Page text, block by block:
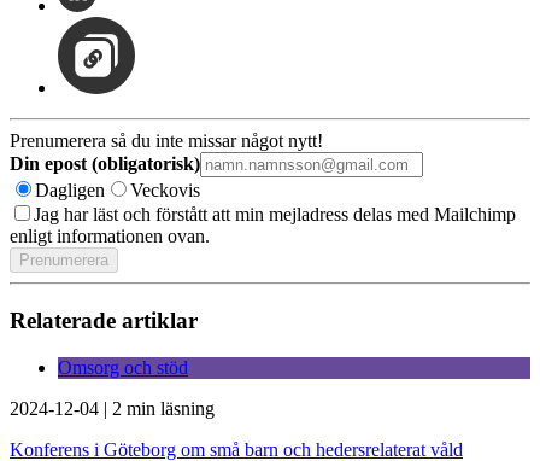
Prenumerera så du inte missar något nytt!
Din epost (obligatorisk)
Dagligen
Veckovis
Jag har läst och förstått att min mejladress delas med Mailchimp
enligt informationen ovan.
Relaterade artiklar
Omsorg och stöd
2024-12-04 | 2 min läsning
Konferens i Göteborg om små barn och hedersrelaterat våld